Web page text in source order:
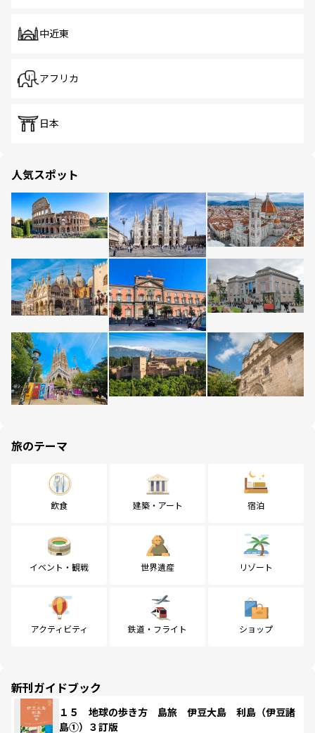
中近東
アフリカ
日本
人気スポット
旅のテーマ
飲食 建築・アート 宿泊
イベント・観戦 世界遺産 リゾート
アクティビティ 鉄道・フライト ショップ
新刊ガイドブック
１５ 地球の歩き方 島旅 伊豆大島 利島（伊豆諸
島①）３訂版